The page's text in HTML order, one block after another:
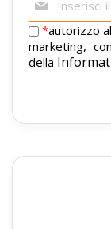
*autorizzo
marketing,
della